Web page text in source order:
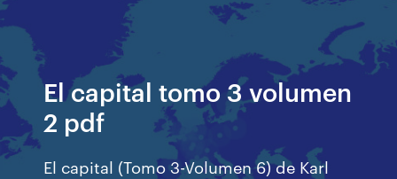
El capital tomo 3 volumen
2 pdf
El capital (Tomo 3-Volumen 6) de Karl